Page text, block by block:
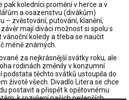
pak koledníci promění v herce a v
a osazenstvu (divákům)
– zvěstování, putování, klanění,
mají diváci možnost si spolu s
koledy a třeba se naučit
méně známých.
za nejkrásnější svátky roku, ale
rodinách změnily v konzumní
podstata těchto svátků ustoupila do
životě všech. Divadlo Litera se chce
postavit a přispět k opětovnému
k rozvíjení našich nejlepších